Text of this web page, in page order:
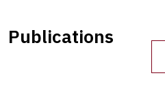
Publications